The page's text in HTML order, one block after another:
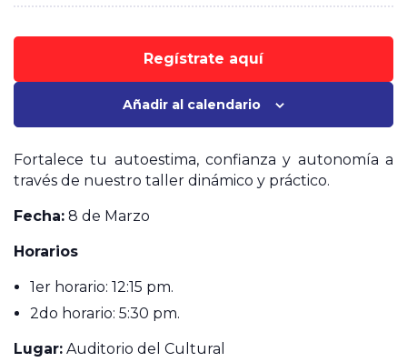
Regístrate aquí
Añadir al calendario
Fortalece tu autoestima, confianza y autonomía a
través de nuestro taller dinámico y práctico.
Fecha: 8 de Marzo
Horarios
1er horario: 12:15 pm.
2do horario: 5:30 pm.
Lugar: Auditorio del Cultural